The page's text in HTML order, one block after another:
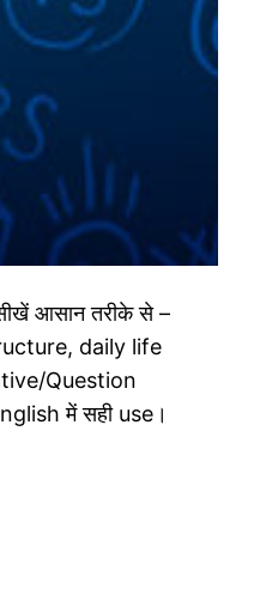
आसान तरीके से –
daily life
Question
में सही use।